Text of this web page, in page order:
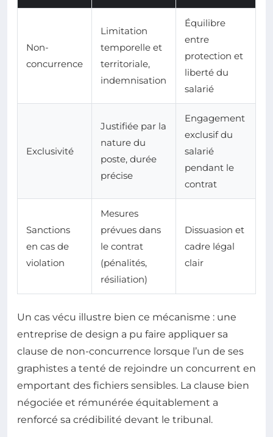
Non-
concurrence
Limitation
temporelle et
territoriale,
indemnisation
Équilibre
entre
protection et
liberté du
salarié
Exclusivité
Justifiée par la
nature du
poste, durée
précise
Engagement
exclusif du
salarié
pendant le
contrat
Sanctions
en cas de
violation
Mesures
prévues dans
le contrat
(pénalités,
résiliation)
Dissuasion et
cadre légal
clair
Un cas vécu illustre bien ce mécanisme : une
entreprise de design a pu faire appliquer sa
clause de non-concurrence lorsque l’un de ses
graphistes a tenté de rejoindre un concurrent en
emportant des fichiers sensibles. La clause bien
négociée et rémunérée équitablement a
renforcé sa crédibilité devant le tribunal.